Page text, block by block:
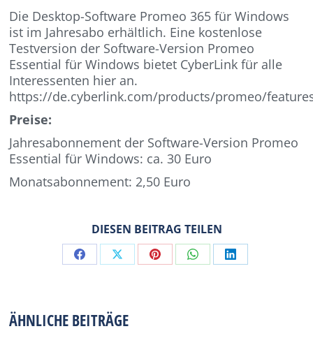
Die Desktop-Software Promeo 365 für Windows
ist im Jahresabo erhältlich. Eine kostenlose
Testversion der Software-Version Promeo
Essential für Windows bietet CyberLink für alle
Interessenten hier an.
https://de.cyberlink.com/products/promeo/
Preise:
Jahresabonnement der Software-Version Promeo
Essential für Windows: ca. 30 Euro
Monatsabonnement: 2,50 Euro
DIESEN BEITRAG TEILEN
Share Share Share Share Share
ÄHNLICHE BEITRÄGE